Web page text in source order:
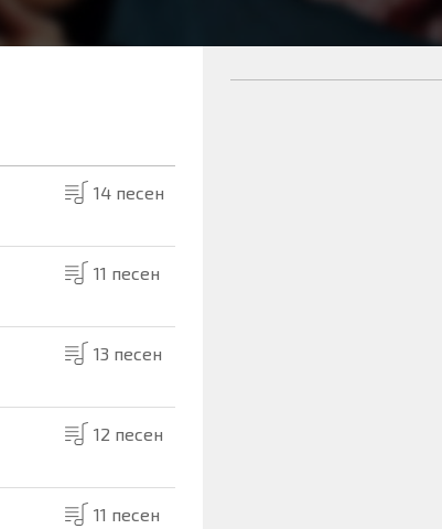
14 песен
11 песен
13 песен
12 песен
11 песен